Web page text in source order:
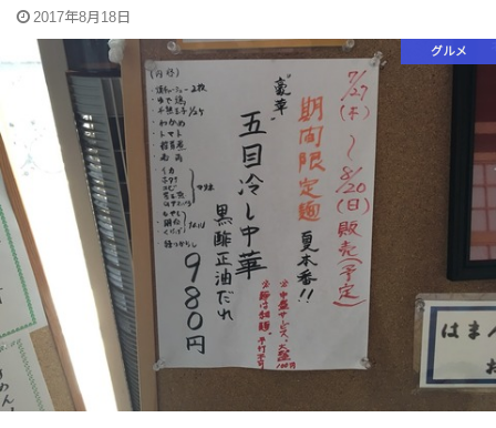
2017年8月18日
グルメ